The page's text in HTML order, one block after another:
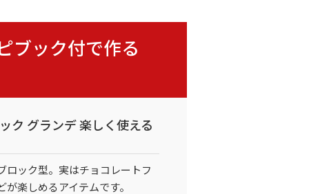
ブック付で作る
ク グランデ 楽しく使える
ロック型。実はチョコレートフ
楽しめるアイテムです。